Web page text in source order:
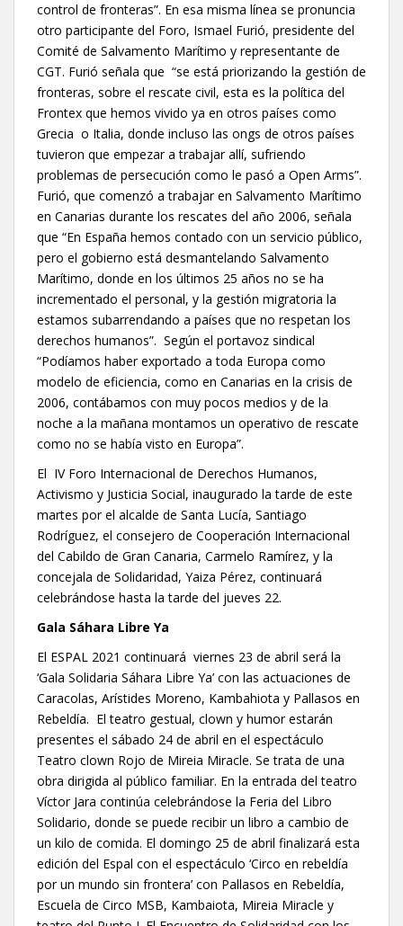
control de fronteras”. En esa misma línea se pronuncia
otro participante del Foro, Ismael Furió, presidente del
Comité de Salvamento Marítimo y representante de
CGT. Furió señala que “se está priorizando la gestión de
fronteras, sobre el rescate civil, esta es la política del
Frontex que hemos vivido ya en otros países como
Grecia o Italia, donde incluso las ongs de otros países
tuvieron que empezar a trabajar allí, sufriendo
problemas de persecución como le pasó a Open Arms”.
Furió, que comenzó a trabajar en Salvamento Marítimo
en Canarias durante los rescates del año 2006, señala
que “En España hemos contado con un servicio público,
pero el gobierno está desmantelando Salvamento
Marítimo, donde en los últimos 25 años no se ha
incrementado el personal, y la gestión migratoria la
estamos subarrendando a países que no respetan los
derechos humanos”. Según el portavoz sindical
“Podíamos haber exportado a toda Europa como
modelo de eficiencia, como en Canarias en la crisis de
2006, contábamos con muy pocos medios y de la
noche a la mañana montamos un operativo de rescate
como no se había visto en Europa”.
El IV Foro Internacional de Derechos Humanos,
Activismo y Justicia Social, inaugurado la tarde de este
martes por el alcalde de Santa Lucía, Santiago
Rodríguez, el consejero de Cooperación Internacional
del Cabildo de Gran Canaria, Carmelo Ramírez, y la
concejala de Solidaridad, Yaiza Pérez, continuará
celebrándose hasta la tarde del jueves 22.
Gala Sáhara Libre Ya
El ESPAL 2021 continuará viernes 23 de abril será la
‘Gala Solidaria Sáhara Libre Ya’ con las actuaciones de
Caracolas, Arístides Moreno, Kambahiota y Pallasos en
Rebeldía. El teatro gestual, clown y humor estarán
presentes el sábado 24 de abril en el espectáculo
Teatro clown Rojo de Mireia Miracle. Se trata de una
obra dirigida al público familiar. En la entrada del teatro
Víctor Jara continúa celebrándose la Feria del Libro
Solidario, donde se puede recibir un libro a cambio de
un kilo de comida. El domingo 25 de abril finalizará esta
edición del Espal con el espectáculo ‘Circo en rebeldía
por un mundo sin frontera’ con Pallasos en Rebeldía,
Escuela de Circo MSB, Kambaiota, Mireia Miracle y